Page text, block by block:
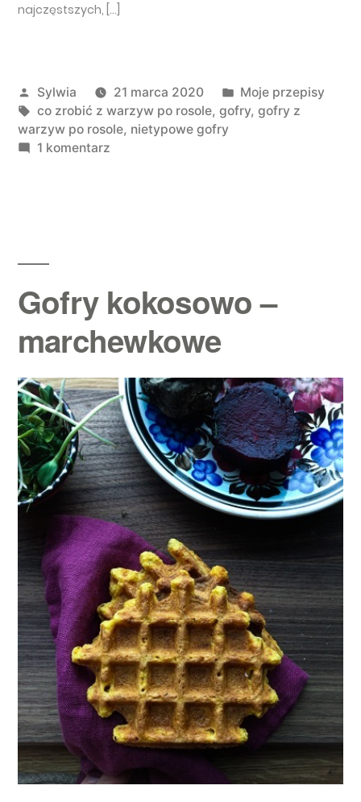
najczęstszych, […]
Opublikowany przez
Sylwia 21 marca 2020 Opublikowano w
Moje przepisy
Tagi:
co zrobić z warzyw po rosole, gofry, gofry z
warzyw po rosole, nietypowe gofry
1 komentarzdo Gofry z warzyw z rosołu
Gofry kokosowo –
marchewkowe